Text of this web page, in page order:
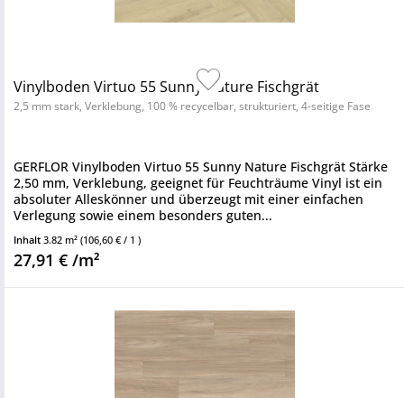
Vinylboden Virtuo 55 Sunny Nature Fischgrät
2,5 mm stark, Verklebung, 100 % recycelbar, strukturiert, 4-seitige Fase
GERFLOR Vinylboden Virtuo 55 Sunny Nature Fischgrät Stärke
2,50 mm, Verklebung, geeignet für Feuchträume Vinyl ist ein
absoluter Alleskönner und überzeugt mit einer einfachen
Verlegung sowie einem besonders guten...
Inhalt 3.82 m² (106,60 € / 1 )
27,91 € /m²